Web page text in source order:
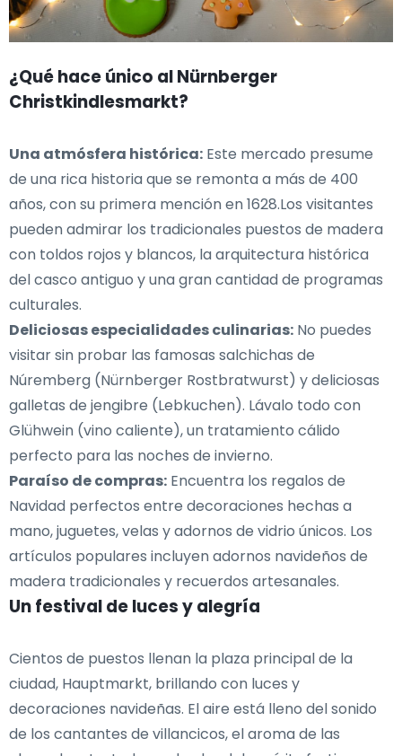
¿Qué hace único al Nürnberger
Christkindlesmarkt?
Una atmósfera histórica: Este mercado presume
de una rica historia que se remonta a más de 400
años, con su primera mención en 1628.Los visitantes
pueden admirar los tradicionales puestos de madera
con toldos rojos y blancos, la arquitectura histórica
del casco antiguo y una gran cantidad de programas
culturales.
Deliciosas especialidades culinarias: No puedes
visitar sin probar las famosas salchichas de
Núremberg (Nürnberger Rostbratwurst) y deliciosas
galletas de jengibre (Lebkuchen). Lávalo todo con
Glühwein (vino caliente), un tratamiento cálido
perfecto para las noches de invierno.
Paraíso de compras: Encuentra los regalos de
Navidad perfectos entre decoraciones hechas a
mano, juguetes, velas y adornos de vidrio únicos. Los
artículos populares incluyen adornos navideños de
madera tradicionales y recuerdos artesanales.
Un festival de luces y alegría
Cientos de puestos llenan la plaza principal de la
ciudad, Hauptmarkt, brillando con luces y
decoraciones navideñas. El aire está lleno del sonido
de los cantantes de villancicos, el aroma de las